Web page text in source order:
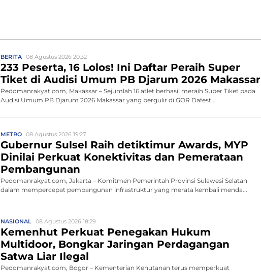
BERITA 08 Agustus 2026 20:32
233 Peserta, 16 Lolos! Ini Daftar Peraih Super
Tiket di Audisi Umum PB Djarum 2026 Makassar
Pedomanrakyat.com, Makassar – Sejumlah 16 atlet berhasil meraih Super Tiket pada
Audisi Umum PB Djarum 2026 Makassar yang bergulir di GOR Dafest...
METRO 08 Agustus 2026 19:27
Gubernur Sulsel Raih detiktimur Awards, MYP
Dinilai Perkuat Konektivitas dan Pemerataan
Pembangunan
Pedomanrakyat.com, Jakarta – Komitmen Pemerintah Provinsi Sulawesi Selatan
dalam mempercepat pembangunan infrastruktur yang merata kembali menda...
NASIONAL 08 Agustus 2026 18:29
Kemenhut Perkuat Penegakan Hukum
Multidoor, Bongkar Jaringan Perdagangan
Satwa Liar Ilegal
Pedomanrakyat.com, Bogor – Kementerian Kehutanan terus memperkuat